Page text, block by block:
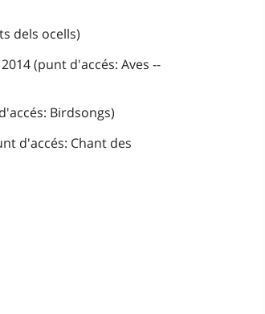
dels ocells)
(punt d'accés: Aves --
Birdsongs)
d'accés: Chant des